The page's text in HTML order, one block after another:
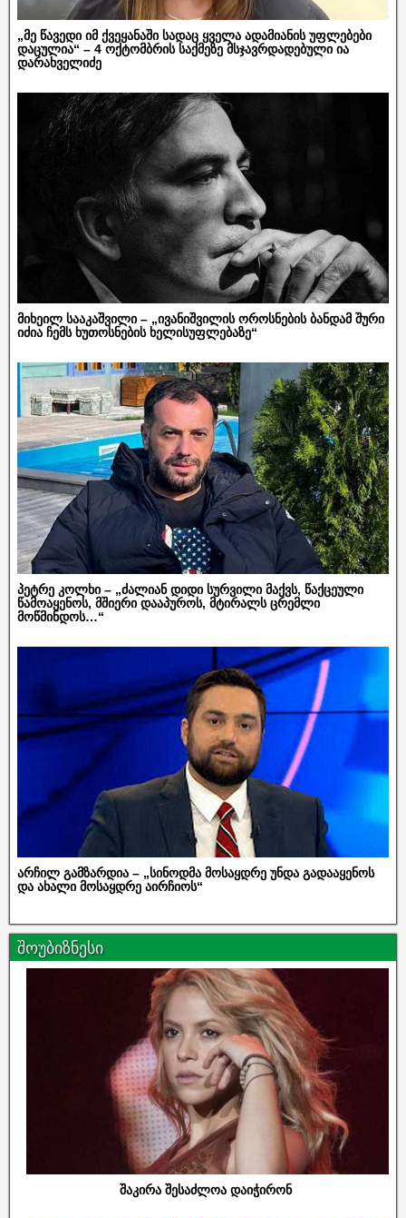
„მე წავედი იმ ქვეყანაში სადაც ყველა ადამიანის უფლებები
დაცულია“ – 4 ოქტომბრის საქმეზე მსჯავრდადებული ია
დარახველიძე
მიხეილ სააკაშვილი – „ივანიშვილის ოროსნების ბანდამ შური
იძია ჩემს ხუთოსნების ხელისუფლებაზე“
პეტრე კოლხი – „ძალიან დიდი სურვილი მაქვს, წაქცეული
წამოაყენოს, მშიერი დააპუროს, მტირალს ცრემლი
მოწმინდოს…“
არჩილ გამზარდია – „სინოდმა მოსაყდრე უნდა გადააყენოს
და ახალი მოსაყდრე აირჩიოს“
შოუბიზნესი
შაკირა შესაძლოა დაიჭირონ